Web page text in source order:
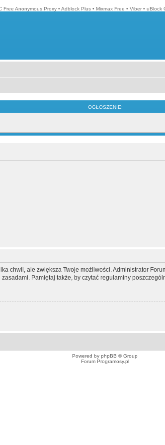
Free Anonymous Proxy • Adblock Plus • Mixmax Free • Viber • uBlock
OGŁOSZENIE:
chwil, ale zwiększa Twoje możliwości. Administrator
Pamiętaj także, by czytać regulaminy
Powered by phpBB © Group
Forum Programosy.pl